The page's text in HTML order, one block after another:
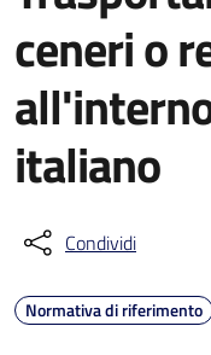
ceneri o
italiano
Condividi
Normativa di riferimento